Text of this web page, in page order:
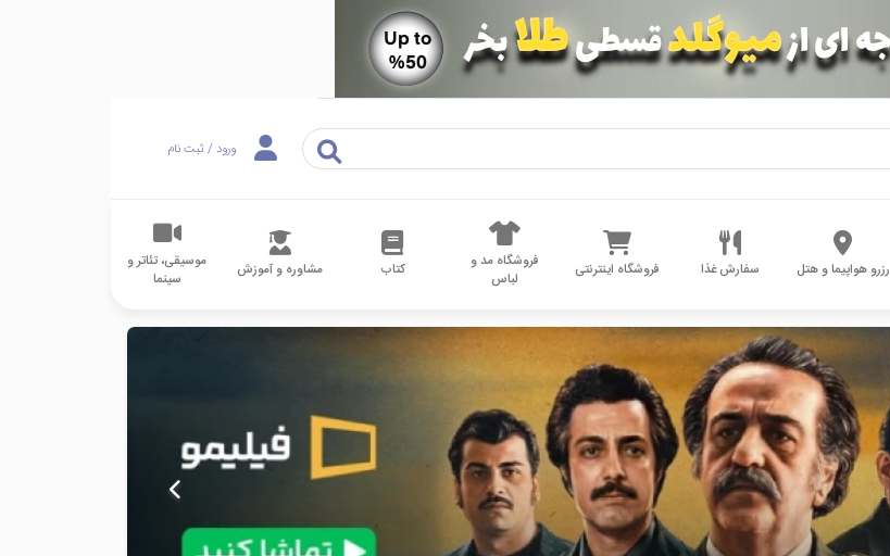
ورود / ثبت نام
رزرو هواپیما و هتل سفارش غذا فروشگاه اینترنتی
فروشگاه مد و
لباس
کتاب مشاوره و آموزش
موسیقی، تئاتر و
سینما